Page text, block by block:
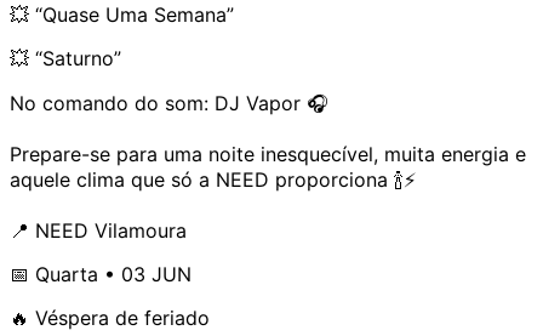
💥 “Quase Uma Semana”
💥 “Saturno”
No comando do som: DJ Vapor 🎧
Prepare-se para uma noite inesquecível, muita energia e
aquele clima que só a NEED proporciona 🍾⚡
📍 NEED Vilamoura
📅 Quarta • 03 JUN
🔥 Véspera de feriado